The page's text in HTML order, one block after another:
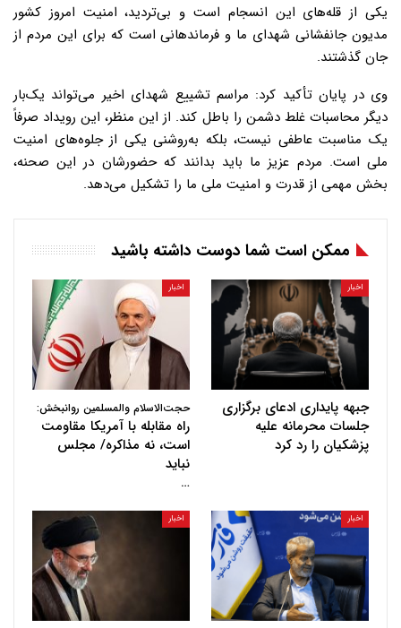
یکی از قله‌های این انسجام است و بی‌تردید، امنیت امروز کشور
مدیون جانفشانی شهدای ما و فرماندهانی است که برای این مردم از
جان گذشتند.
وی در پایان تأکید کرد: مراسم تشییع شهدای اخیر می‌تواند یک‌بار
دیگر محاسبات غلط دشمن را باطل کند. از این منظر، این رویداد صرفاً
یک مناسبت عاطفی نیست، بلکه به‌روشنی یکی از جلوه‌های امنیت
ملی است. مردم عزیز ما باید بدانند که حضورشان در این صحنه،
بخش مهمی از قدرت و امنیت ملی ما را تشکیل می‌دهد.
ممکن است شما دوست داشته باشید
اخبار
جبهه پایداری ادعای برگزاری
جلسات محرمانه علیه
پزشکیان را رد کرد
اخبار
حجت‌الاسلام والمسلمین روانبخش:
راه مقابله با آمریکا مقاومت
است، نه مذاکره/ مجلس
نباید
…
اخبار اخبار